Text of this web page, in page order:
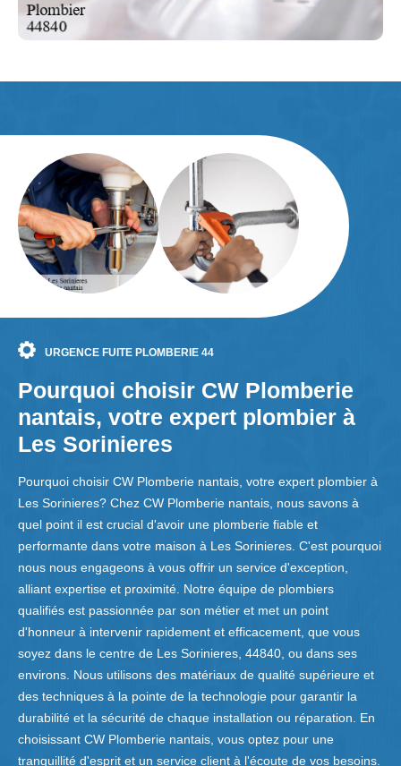
URGENCE FUITE PLOMBERIE 44
Pourquoi choisir CW Plomberie
nantais, votre expert plombier à
Les Sorinieres
Pourquoi choisir CW Plomberie nantais, votre expert plombier à
Les Sorinieres? Chez CW Plomberie nantais, nous savons à
quel point il est crucial d'avoir une plomberie fiable et
performante dans votre maison à Les Sorinieres. C'est pourquoi
nous nous engageons à vous offrir un service d'exception,
alliant expertise et proximité. Notre équipe de plombiers
qualifiés est passionnée par son métier et met un point
d'honneur à intervenir rapidement et efficacement, que vous
soyez dans le centre de Les Sorinieres, 44840, ou dans ses
environs. Nous utilisons des matériaux de qualité supérieure et
des techniques à la pointe de la technologie pour garantir la
durabilité et la sécurité de chaque installation ou réparation. En
choisissant CW Plomberie nantais, vous optez pour une
tranquillité d'esprit et un service client à l'écoute de vos besoins.